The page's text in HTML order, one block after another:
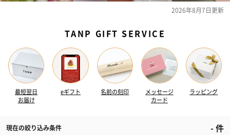
2026年8月7日更新
TANP GIFT SERVICE
最短翌日
お届け
eギフト 名前の刻印
メッセージ
カード
ラッピング
現在の絞り込み条件 -件